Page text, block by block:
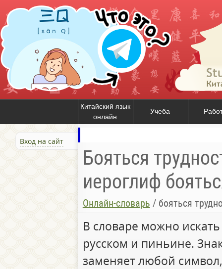
Китайский язык
онлайн
Учеба
Вход на сайт
Бояться
иероглиф
Онлайн-словарь / бояться
В словаре можно
русском и пиньине.
заменяет любой